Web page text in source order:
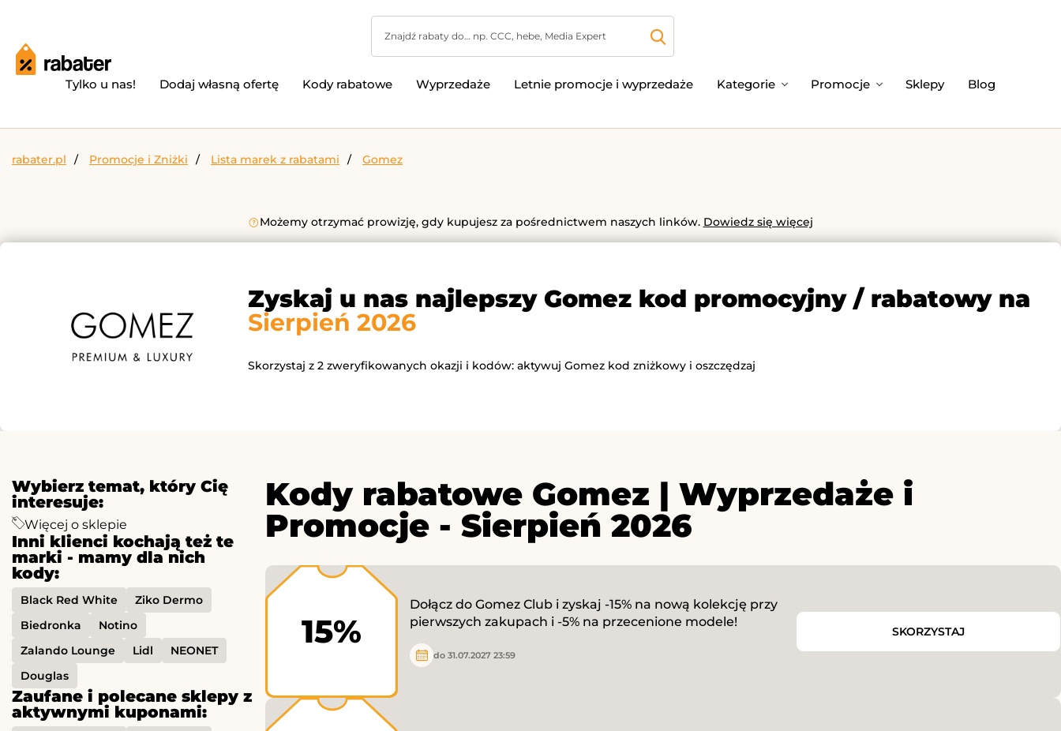
Tylko u nas! Dodaj własną ofertę Kody rabatowe Wyprzedaże Letnie promocje i wyprzedaże Kategorie Promocje Sklepy Blog
rabater.pl Promocje i Zniżki Lista marek z rabatami Gomez
Możemy otrzymać prowizję, gdy kupujesz za pośrednictwem naszych linków. Dowiedz się więcej
Zyskaj u nas najlepszy Gomez kod promocyjny / rabatowy na
Sierpień 2026
Skorzystaj z 2 zweryfikowanych okazji i kodów: aktywuj Gomez kod zniżkowy i oszczędzaj
Wybierz temat, który Cię
interesuje:
Więcej o sklepie
Inni klienci kochają też te
marki - mamy dla nich
kody:
Black Red White
Ziko Dermo
Biedronka
Notino
Zalando Lounge
Lidl
NEONET
Douglas
Zaufane i polecane sklepy z
aktywnymi kuponami:
Kody rabatowe Gomez | Wyprzedaże i
Promocje - Sierpień 2026
15%
Dołącz do Gomez Club i zyskaj -15% na nową kolekcję przy
pierwszych zakupach i -5% na przecenione modele!
do 31.07.2027 23:59
SKORZYSTAJ